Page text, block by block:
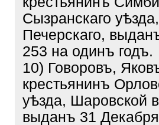
Сызранскаго
Печерскаго,
253 на одинъ годъ.
10) Говоровъ,
крестьянинъ
уѣзда, Шаровской
выданъ 31